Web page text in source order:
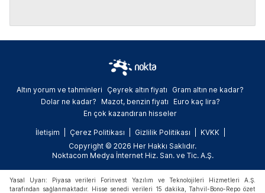
Altın yorum ve tahminleri Çeyrek altın fiyatı
Gram altın ne kadar?
Dolar ne kadar?
Mazot, benzin fiyatı
Euro kaç lira?
En çok kazandıran hisseler
İletişim Çerez Politikası Gizlilik Politikası
KVKK
Copyright © 2026 Her Hakkı Saklıdır.
Noktacom Medya İnternet Hiz. San. ve Tic. A.Ş.
Yasal Uyarı: Piyasa verileri Forinvest Yazılım ve Teknolojileri Hizmetleri A.Ş.
tarafından sağlanmaktadır. Hisse senedi verileri 15 dakika, Tahvil-Bono-Repo özet